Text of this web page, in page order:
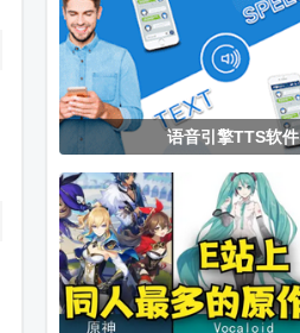
语音引擎TTS软件